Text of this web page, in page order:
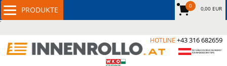
0 0,00 EUR
HOTLINE +43 316 682659